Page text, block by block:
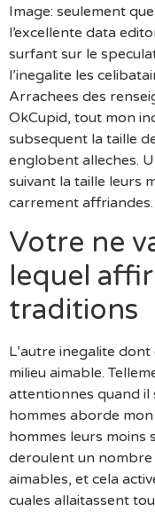
Image: seulement
l’excellente data
surfant sur le
l’inegalite les
Arrachees des
OkCupid, tout mon
subsequent la taille
englobent alleches.
suivant la taille leurs
carrement affriandes.
Votre ne
lequel
traditions
L’autre inegalite
milieu aimable.
attentionnes quand il
hommes aborde
hommes leurs moins
deroulent un
aimables, et cela
cuales allaitassent